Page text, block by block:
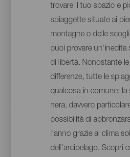
trovare il tuo spazio e
spiaggette situate ai
montagne o delle
puoi provare un'inedita
di libertà. Nonostante
differenze, tutte le
qualcosa in comune: la
nera, davvero
possibilità di
l'anno grazie al clima
dell'arcipelago. Scopri